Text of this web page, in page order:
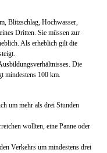
Blitzschlag, Hochwasser,
Dritten. Sie müssen zur
Als erheblich gilt die
Die
mindestens 100 km.
um mehr als drei Stunden
wollten, eine Panne oder
Verkehrs um mindestens drei